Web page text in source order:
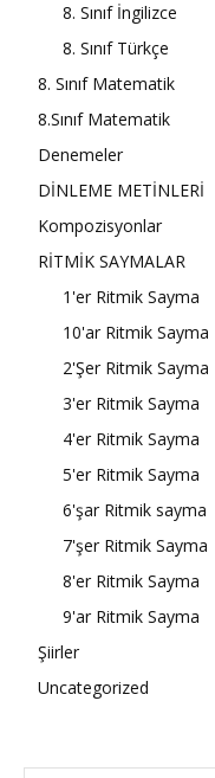
8. Sınıf İngilizce
8. Sınıf Türkçe
8. Sınıf Matematik
8.Sınıf Matematik
Denemeler
DİNLEME METİNLERİ
Kompozisyonlar
RİTMİK SAYMALAR
1'er Ritmik Sayma
10'ar Ritmik Sayma
2'Şer Ritmik Sayma
3'er Ritmik Sayma
4'er Ritmik Sayma
5'er Ritmik Sayma
6'şar Ritmik sayma
7'şer Ritmik Sayma
8'er Ritmik Sayma
9'ar Ritmik Sayma
Şiirler
Uncategorized